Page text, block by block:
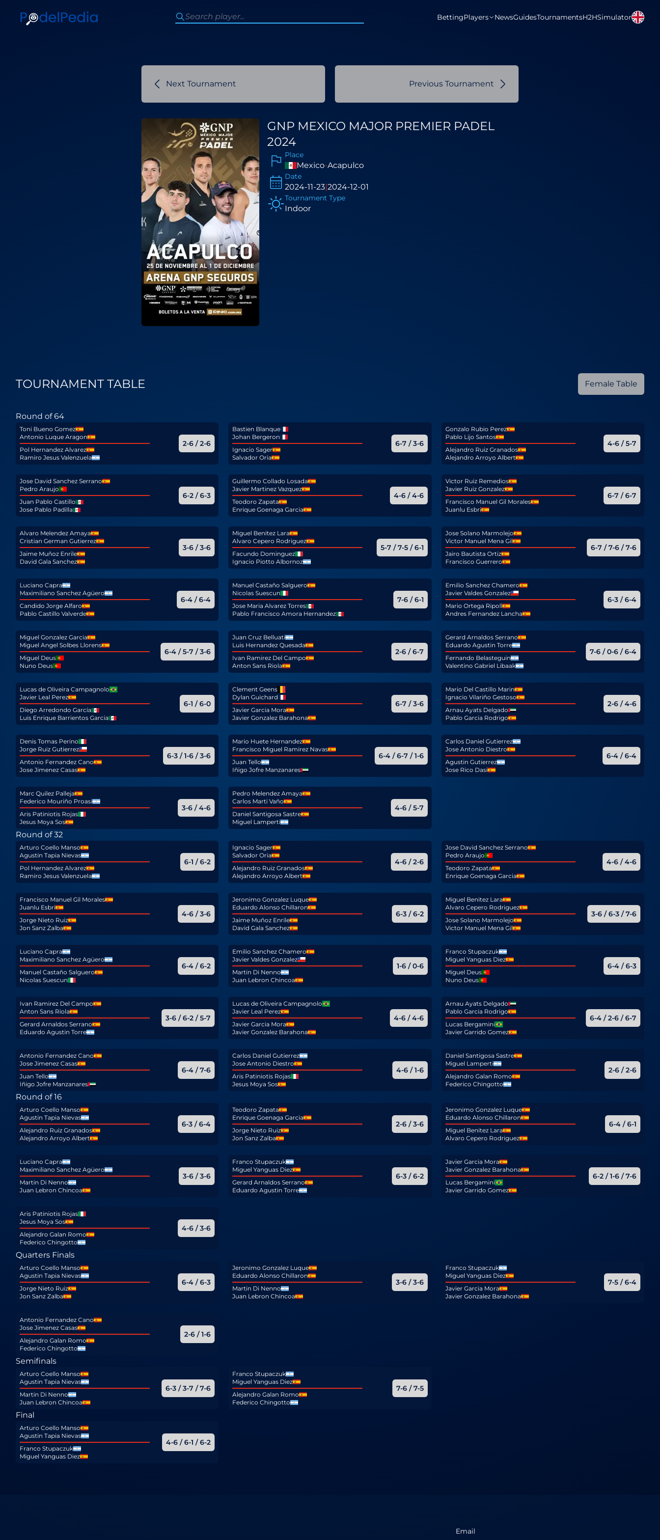
BettingPlayers NewsGuidesTournamentsH2HSimulator
Next Tournament Previous Tournament
GNP MEXICO MAJOR PREMIER PADEL
2024
Place
Mexico-Acapulco
Date
2024-11-23|2024-12-01
Tournament Type
Indoor
TOURNAMENT TABLE Female Table
Round of 64
Toni Bueno Gomez
Antonio Luque Aragon
Pol Hernandez Alvarez
Ramiro Jesus Valenzuela
2-6 / 2-6
Bastien Blanque
Johan Bergeron
Ignacio Sager
Salvador Oria
6-7 / 3-6
Gonzalo Rubio Perez
Pablo Lijo Santos
Alejandro Ruiz Granados
Alejandro Arroyo Albert
4-6 / 5-7
Jose David Sanchez Serrano
Pedro Araujo
Juan Pablo Castillo
Jose Pablo Padilla
6-2 / 6-3
Guillermo Collado Losada
Javier Martinez Vazquez
Teodoro Zapata
Enrique Goenaga Garcia
4-6 / 4-6
Victor Ruiz Remedios
Javier Ruiz Gonzalez
Francisco Manuel Gil Morales
Juanlu Esbri
6-7 / 6-7
Alvaro Melendez Amaya
Cristian German Gutierrez
Jaime Muñoz Enrile
David Gala Sanchez
3-6 / 3-6
Miguel Benitez Lara
Alvaro Cepero Rodriguez
Facundo Dominguez
Ignacio Piotto Albornoz
5-7 / 7-5 / 6-1
Jose Solano Marmolejo
Victor Manuel Mena Gil
Jairo Bautista Ortiz
Francisco Guerrero
6-7 / 7-6 / 7-6
Luciano Capra
Maximiliano Sanchez Agüero
Candido Jorge Alfaro
Pablo Castillo Valverde
6-4 / 6-4
Manuel Castaño Salguero
Nicolas Suescun
Jose Maria Alvarez Torres
Pablo Francisco Amora Hernandez
7-6 / 6-1
Emilio Sanchez Chamero
Javier Valdes Gonzalez
Mario Ortega Ripoll
Andres Fernandez Lancha
6-3 / 6-4
Miguel Gonzalez Garcia
Miguel Angel Solbes Llorens
Miguel Deus
Nuno Deus
6-4 / 5-7 / 3-6
Juan Cruz Belluati
Luis Hernandez Quesada
Ivan Ramirez Del Campo
Anton Sans Riola
2-6 / 6-7
Gerard Arnaldos Serrano
Eduardo Agustin Torre
Fernando Belasteguin
Valentino Gabriel Libaak
7-6 / 0-6 / 6-4
Lucas de Oliveira Campagnolo
Javier Leal Perez
Diego Arredondo García
Luis Enrique Barrientos Garcia
6-1 / 6-0
Clement Geens
Dylan Guichard
Javier Garcia Mora
Javier Gonzalez Barahona
6-7 / 3-6
Mario Del Castillo Marin
Ignacio Vilariño Gestoso
Arnau Ayats Delgado
Pablo Garcia Rodrigo
2-6 / 4-6
Denis Tomas Perino
Jorge Ruiz Gutierrez
Antonio Fernandez Cano
Jose Jimenez Casas
6-3 / 1-6 / 3-6
Mario Huete Hernandez
Francisco Miguel Ramirez Navas
Juan Tello
Iñigo Jofre Manzanares
6-4 / 6-7 / 1-6
Carlos Daniel Gutierrez
Jose Antonio Diestro
Agustin Gutierrez
Jose Rico Dasi
6-4 / 6-4
Marc Quilez Palleja
Federico Mouriño Proasi
Aris Patiniotis Rojas
Jesus Moya Sos
3-6 / 4-6
Pedro Melendez Amaya
Carlos Marti Vaño
Daniel Santigosa Sastre
Miguel Lamperti
4-6 / 5-7
Round of 32
Arturo Coello Manso
Agustin Tapia Nievas
Pol Hernandez Alvarez
Ramiro Jesus Valenzuela
6-1 / 6-2
Ignacio Sager
Salvador Oria
Alejandro Ruiz Granados
Alejandro Arroyo Albert
4-6 / 2-6
Jose David Sanchez Serrano
Pedro Araujo
Teodoro Zapata
Enrique Goenaga Garcia
4-6 / 4-6
Francisco Manuel Gil Morales
Juanlu Esbri
Jorge Nieto Ruiz
Jon Sanz Zalba
4-6 / 3-6
Jeronimo Gonzalez Luque
Eduardo Alonso Chillaron
Jaime Muñoz Enrile
David Gala Sanchez
6-3 / 6-2
Miguel Benitez Lara
Alvaro Cepero Rodriguez
Jose Solano Marmolejo
Victor Manuel Mena Gil
3-6 / 6-3 / 7-6
Luciano Capra
Maximiliano Sanchez Agüero
Manuel Castaño Salguero
Nicolas Suescun
6-4 / 6-2
Emilio Sanchez Chamero
Javier Valdes Gonzalez
Martin Di Nenno
Juan Lebron Chincoa
1-6 / 0-6
Franco Stupaczuk
Miguel Yanguas Diez
Miguel Deus
Nuno Deus
6-4 / 6-3
Ivan Ramirez Del Campo
Anton Sans Riola
Gerard Arnaldos Serrano
Eduardo Agustin Torre
3-6 / 6-2 / 5-7
Lucas de Oliveira Campagnolo
Javier Leal Perez
Javier Garcia Mora
Javier Gonzalez Barahona
4-6 / 4-6
Arnau Ayats Delgado
Pablo Garcia Rodrigo
Lucas Bergamini
Javier Garrido Gomez
6-4 / 2-6 / 6-7
Antonio Fernandez Cano
Jose Jimenez Casas
Juan Tello
Iñigo Jofre Manzanares
6-4 / 7-6
Carlos Daniel Gutierrez
Jose Antonio Diestro
Aris Patiniotis Rojas
Jesus Moya Sos
4-6 / 1-6
Daniel Santigosa Sastre
Miguel Lamperti
Alejandro Galan Romo
Federico Chingotto
2-6 / 2-6
Round of 16
Arturo Coello Manso
Agustin Tapia Nievas
Alejandro Ruiz Granados
Alejandro Arroyo Albert
6-3 / 6-4
Teodoro Zapata
Enrique Goenaga Garcia
Jorge Nieto Ruiz
Jon Sanz Zalba
2-6 / 3-6
Jeronimo Gonzalez Luque
Eduardo Alonso Chillaron
Miguel Benitez Lara
Alvaro Cepero Rodriguez
6-4 / 6-1
Luciano Capra
Maximiliano Sanchez Agüero
Martin Di Nenno
Juan Lebron Chincoa
3-6 / 3-6
Franco Stupaczuk
Miguel Yanguas Diez
Gerard Arnaldos Serrano
Eduardo Agustin Torre
6-3 / 6-2
Javier Garcia Mora
Javier Gonzalez Barahona
Lucas Bergamini
Javier Garrido Gomez
6-2 / 1-6 / 7-6
Aris Patiniotis Rojas
Jesus Moya Sos
Alejandro Galan Romo
Federico Chingotto
4-6 / 3-6
Quarters Finals
Arturo Coello Manso
Agustin Tapia Nievas
Jorge Nieto Ruiz
Jon Sanz Zalba
6-4 / 6-3
Jeronimo Gonzalez Luque
Eduardo Alonso Chillaron
Martin Di Nenno
Juan Lebron Chincoa
3-6 / 3-6
Franco Stupaczuk
Miguel Yanguas Diez
Javier Garcia Mora
Javier Gonzalez Barahona
7-5 / 6-4
Antonio Fernandez Cano
Jose Jimenez Casas
Alejandro Galan Romo
Federico Chingotto
2-6 / 1-6
Semifinals
Arturo Coello Manso
Agustin Tapia Nievas
Martin Di Nenno
Juan Lebron Chincoa
6-3 / 3-7 / 7-6
Franco Stupaczuk
Miguel Yanguas Diez
Alejandro Galan Romo
Federico Chingotto
7-6 / 7-5
Final
Arturo Coello Manso
Agustin Tapia Nievas
Franco Stupaczuk
Miguel Yanguas Diez
4-6 / 6-1 / 6-2
Email